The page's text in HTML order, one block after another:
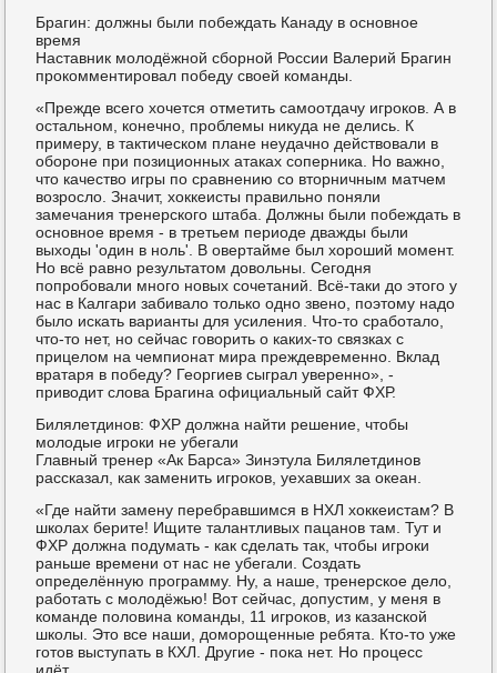
Брагин: должны были побеждать Канаду в основное
время
Наставник молодёжной сборной России Валерий Брагин
прокомментировал победу своей команды.
«Прежде всего хочется отметить самоотдачу игроков. А в
остальном, конечно, проблемы никуда не делись. К
примеру, в тактическом плане неудачно действовали в
обороне при позиционных атаках соперника. Но важно,
что качество игры по сравнению со вторничным матчем
возросло. Значит, хоккеисты правильно поняли
замечания тренерского штаба. Должны были побеждать в
основное время - в третьем периоде дважды были
выходы 'один в ноль'. В овертайме был хороший момент.
Но всё равно результатом довольны. Сегодня
попробовали много новых сочетаний. Всё-таки до этого у
нас в Калгари забивало только одно звено, поэтому надо
было искать варианты для усиления. Что-то сработало,
что-то нет, но сейчас говорить о каких-то связках с
прицелом на чемпионат мира преждевременно. Вклад
вратаря в победу? Георгиев сыграл уверенно», -
приводит слова Брагина официальный сайт ФХР.
Билялетдинов: ФХР должна найти решение, чтобы
молодые игроки не убегали
Главный тренер «Ак Барса» Зинэтула Билялетдинов
рассказал, как заменить игроков, уехавших за океан.
«Где найти замену перебравшимся в НХЛ хоккеистам? В
школах берите! Ищите талантливых пацанов там. Тут и
ФХР должна подумать - как сделать так, чтобы игроки
раньше времени от нас не убегали. Создать
определённую программу. Ну, а наше, тренерское дело,
работать с молодёжью! Вот сейчас, допустим, у меня в
команде половина команды, 11 игроков, из казанской
школы. Это все наши, доморощенные ребята. Кто-то уже
готов выступать в КХЛ. Другие - пока нет. Но процесс